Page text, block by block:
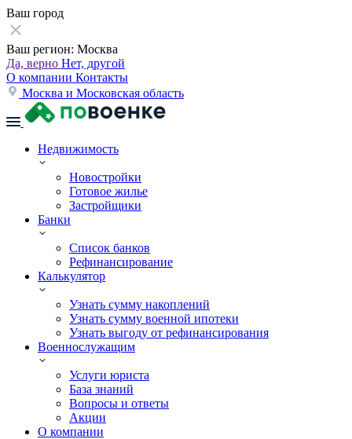
Ваш город
Ваш регион: Москва
Да, верно Нет, другой
О компании Контакты
Москва и Московская область
Недвижимость
Новостройки
Готовое жилье
Застройщики
Банки
Список банков
Рефинансирование
Калькулятор
Узнать сумму накоплений
Узнать сумму военной ипотеки
Узнать выгоду от рефинансирования
Военнослужащим
Услуги юриста
База знаний
Вопросы и ответы
Акции
О компании